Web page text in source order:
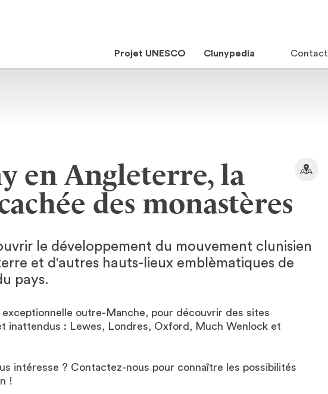
Contact
Projet UNESCO Clunypedia
en Angleterre, la
des monastères
le développement du mouvement clunisien
et d'autres hauts-lieux emblèmatiques de
pays.
exceptionnelle outre-Manche, pour découvrir des sites
inattendus : Lewes, Londres, Oxford, Much Wenlock et
intéresse ? Contactez-nous pour connaître les possibilités
!